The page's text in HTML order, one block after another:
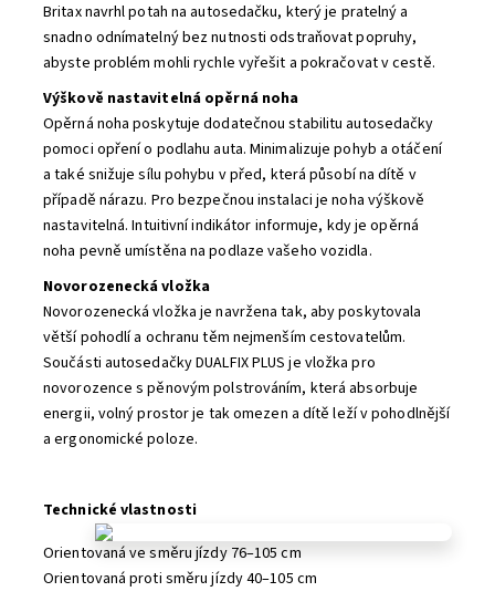
Britax navrhl potah na autosedačku, který je pratelný a
snadno odnímatelný bez nutnosti odstraňovat popruhy,
abyste problém mohli rychle vyřešit a pokračovat v cestě.
Výškově nastavitelná opěrná noha
Opěrná noha poskytuje dodatečnou stabilitu autosedačky
pomoci opření o podlahu auta. Minimalizuje pohyb a otáčení
a také snižuje sílu pohybu v před, která působí na dítě v
případě nárazu. Pro bezpečnou instalaci je noha výškově
nastavitelná. Intuitivní indikátor informuje, kdy je opěrná
noha pevně umístěna na podlaze vašeho vozidla.
Novorozenecká vložka
Novorozenecká vložka je navržena tak, aby poskytovala
větší pohodlí a ochranu těm nejmenším cestovatelům.
Součásti autosedačky DUALFIX PLUS je vložka pro
novorozence s pěnovým polstrováním, která absorbuje
energii, volný prostor je tak omezen a dítě leží v pohodlnější
a ergonomické poloze.
Technické vlastnosti
Orientovaná ve směru jízdy 76–105 cm
Orientovaná proti směru jízdy 40–105 cm